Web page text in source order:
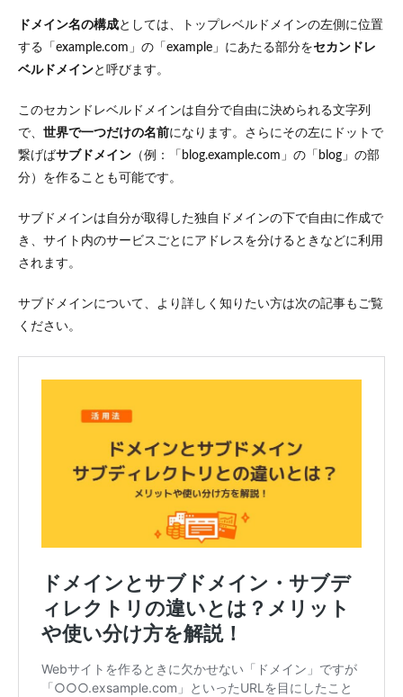
まと
め：
イン
であ
なた
ーム
ジを
よう
ドメイン名の構成としては、トップレベルドメインの左側に位置
する「example.com」の「example」にあたる部分をセカンドレ
ベルドメインと呼びます。
このセカンドレベルドメインは自分で自由に決められる文字列
で、 世界で一つだけの名前になります。さらにその左にドットで
繋げばサブドメイン （例：「blog.example.com」の「blog」の部
分）を作ることも可能です。
サブドメインは自分が取得した独自ドメインの下で自由に作成で
き、サイト内のサービスごとにアドレスを分けるときなどに利用
されます。
サブドメインについて、より詳しく知りたい方は次の記事もご覧
ください。